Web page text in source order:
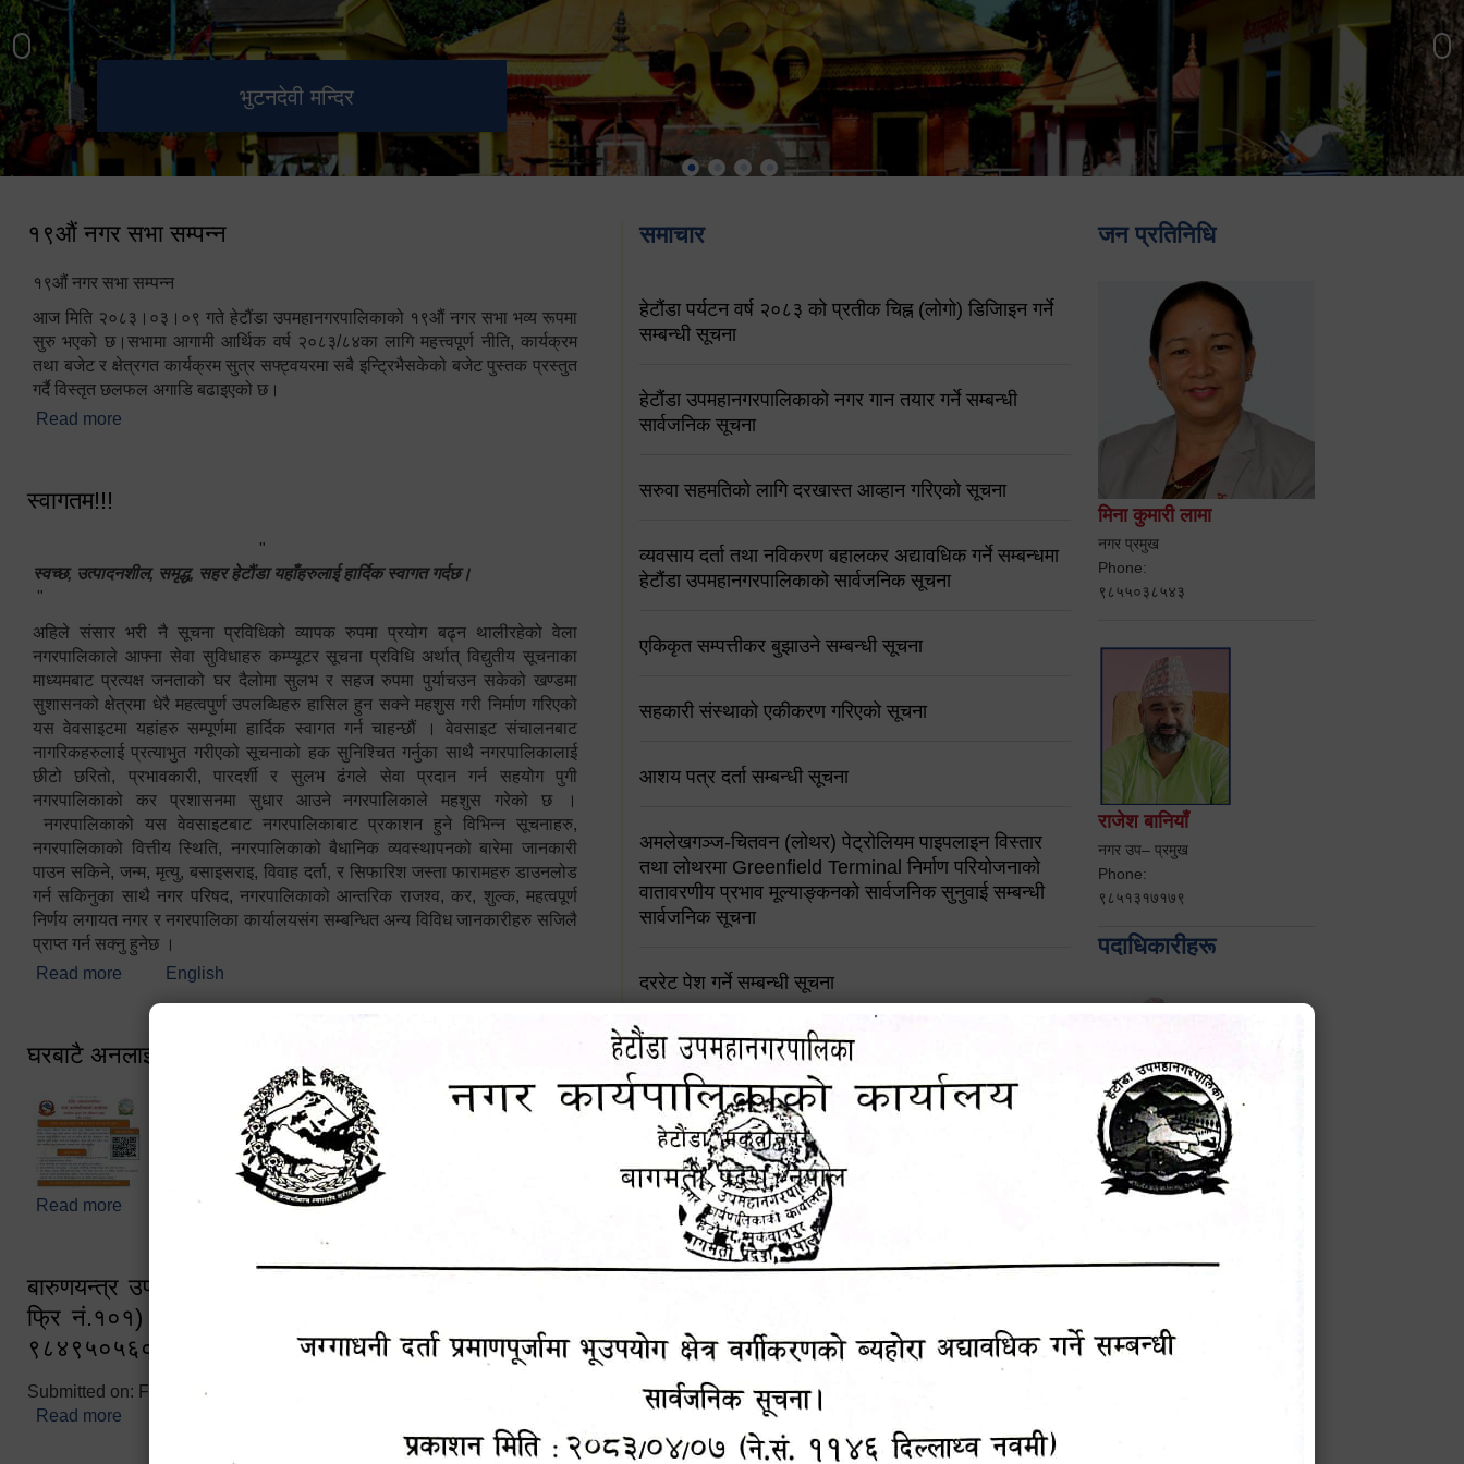
भुटनदेवी मन्दिर
स्मारक
हेटौंडा उपमहानगरपालिका नगर
कार्यपालिकाको कार्यालय
मनकामना डाँडाबाट देखिएको दृश्य
१९औं नगर सभा सम्पन्न
१९औं नगर सभा सम्पन्न
आज मिति २०८३।०३।०९ गते हेटौंडा उपमहानगरपालिकाको १९औं नगर सभा भव्य रूपमा
सुरु भएको छ।सभामा आगामी आर्थिक वर्ष २०८३/८४का लागि महत्त्वपूर्ण नीति, कार्यक्रम
तथा बजेट र क्षेत्रगत कार्यक्रम सुत्र सफ्ट्वयरमा सबै इन्ट्रिभैसकेको बजेट पुस्तक प्रस्तुत
गर्दै विस्तृत छलफल अगाडि बढाइएको छ।
Read more
स्वागतम!!!
"
स्वच्छ, उत्पादनशील, समृद्ध, सहर हेटौंडा यहाँहरुलाई हार्दिक स्वागत गर्दछ।
"
अहिले संसार भरी नै सूचना प्रविधिको व्यापक रुपमा प्रयोग बढ्न थालीरहेको वेला
नगरपालिकाले आफ्ना सेवा सुविधाहरु कम्प्यूटर सूचना प्रविधि अर्थात् विद्युतीय सूचनाका
माध्यमबाट प्रत्यक्ष जनताको घर दैलोमा सुलभ र सहज रुपमा पुर्याचउन सकेको खण्डमा
सुशासनको क्षेत्रमा धेरै महत्वपुर्ण उपलब्धिहरु हासिल हुन सक्ने महशुस गरी निर्माण गरिएको
यस वेवसाइटमा यहांहरु सम्पूर्णमा हार्दिक स्वागत गर्न चाहन्छौं । वेवसाइट संचालनबाट
नागरिकहरुलाई प्रत्याभुत गरीएको सूचनाको हक सुनिश्चित गर्नुका साथै नगरपालिकालाई
छीटो छरितो, प्रभावकारी, पारदर्शी र सुलभ ढंगले सेवा प्रदान गर्न सहयोग पुगी
नगरपालिकाको कर प्रशासनमा सुधार आउने नगरपालिकाले महशुस गरेको छ ।
नगरपालिकाको यस वेवसाइटबाट नगरपालिकाबाट प्रकाशन हुने विभिन्न सूचनाहरु,
नगरपालिकाको वित्तीय स्थिति, नगरपालिकाको बैधानिक व्यवस्थापनको बारेमा जानकारी
पाउन सकिने, जन्म, मृत्यु, बसाइसराइ, विवाह दर्ता, र सिफारिश जस्ता फारामहरु डाउनलोड
गर्न सकिनुका साथै नगर परिषद, नगरपालिकाको आन्तरिक राजश्व, कर, शुल्क, महत्वपूर्ण
निर्णय लगायत नगर र नगरपालिका कार्यालयसंग सम्बन्धित अन्य विविध जानकारीहरु सजिलै
प्राप्त गर्न सक्नु हुनेछ ।
Read more about स्वागतम!!!
English
घरबाटै अनलाइन मार्फत व्यक्तिगत घटना दर्ता सम्बन्धी सूचना !!
Read more about घरबाटै अनलाइन मार्फत व्यक्तिगत घटना दर्ता सम्बन्धी सूचना !!
बारुणयन्त्र उपशाखा इन्चार्जको सम्पर्क नं. ९८४१६४५३५६ (टोल
फ्रि नं.१०१) फोन नं. ०५७-५२०६७७ शव बहान चालकको नं.
९८४९५०५६००
Submitted on: Fri, 02/25/2022 - 10:50
Read more
नं.१०१) फोन नं. ०५७-५२०६७७ शव बहान चालकको नं. ९८४९५०५६००
समाचार
हेटौंडा पर्यटन वर्ष २०८३ को प्रतीक चिह्न (लोगो) डिजिाइन गर्ने
सम्बन्धी सूचना
हेटौंडा उपमहानगरपालिकाको नगर गान तयार गर्ने सम्बन्धी
सार्वजनिक सूचना
सरुवा सहमतिको लागि दरखास्त आव्हान गरिएको सूचना
व्यवसाय दर्ता तथा नविकरण बहालकर अद्यावधिक गर्ने सम्बन्धमा
हेटौंडा उपमहानगरपालिकाको सार्वजनिक सूचना
एकिकृत सम्पत्तीकर बुझाउने सम्बन्धी सूचना
सहकारी संस्थाको एकीकरण गरिएको सूचना
आशय पत्र दर्ता सम्बन्धी सूचना
अमलेखगञ्ज-चितवन (लोथर) पेट्रोलियम पाइपलाइन विस्तार
तथा लोथरमा Greenfield Terminal निर्माण परियोजनाको
वातावरणीय प्रभाव मूल्याङ्कनको सार्वजनिक सुनुवाई सम्बन्धी
सार्वजनिक सूचना
दररेट पेश गर्ने सम्बन्धी सूचना
जग्गाधनी दर्ता प्रमाणपूर्जामा भूउपयोग क्षेत्र वर्गीकरणको ब्यहोरा
अद्यावधिक गर्ने सम्बन्धी सार्वजनिक सूचना
आशय पत्र दर्ता सम्बन्धी सूचना
शिक्षक सरुवा सहमतिका लागि दरखास्त आव्हान सम्बन्धी सूचना !
हेटौंडा उपमहानगरपालिकाको सूची दर्ता सम्बन्धी सूचना
चुरियामाई सुरुङको संरक्षण तथा व्यवस्थापनको जिम्मेवारी
समितिलाई हस्तान्तरण
पोषाक र परिचयपत्र अनिवार्य लगाउने सम्बन्धमा ।
जन प्रतिनिधि
मिना कुमारी लामा
नगर प्रमुख
Phone:
९८५५०३८५४३
राजेश बानियाँ
नगर उप– प्रमुख
Phone:
९८५१३१७१७९
पदाधिकारीहरू
टेक बहादुर वली
प्रमुख प्रशासकीय अधिकृत
Phone: 9855010111
सविन न्यौपाने